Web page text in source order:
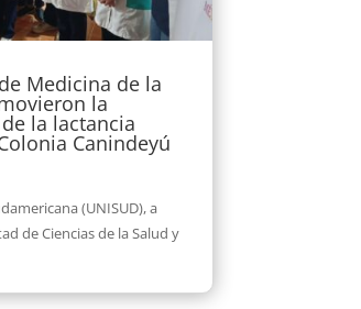
Medicina de la
la
la lactancia
Canindeyú
(UNISUD), a
de Ciencias de la Salud y